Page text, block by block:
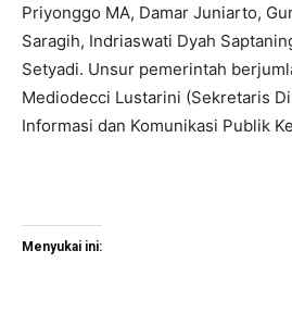
Priyonggo MA, Damar Juniarto,
Saragih, Indriaswati Dyah
Setyadi. Unsur pemerintah
Mediodecci Lustarini (Sekretaris
Informasi dan Komunikasi Publik
Menyukai ini: